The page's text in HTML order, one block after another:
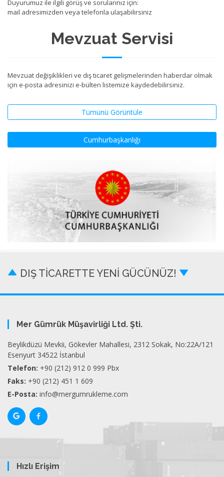
Mevzuat Servisi
Mevzuat değişiklikleri ve dış ticaret gelişmelerinden haberdar olmak
için e-posta adresinizi e-bülten listemize kaydedebilirsiniz.
Tümünü Görüntüle
Cumhurbaşkanlığı
Duyurumuz ile ilgili görüş ve sorularınız için:
mail adresimizden veya telefonla ulaşabilirsiniz
DIŞ TİCARETTE YENİ GÜCÜNÜZ!
Mer Gümrük Müşavirliği Ltd. Şti.
Beylikdüzü Mevkii, Gökevler Mahallesi, 2312 Sokak, No:22A/121
Esenyurt 34522 İstanbul
Telefon: +90 (212) 912 0 999 Pbx
Faks: +90 (212) 451 1 609
E-Posta: info@mergumrukleme.com
Hızlı Erişim